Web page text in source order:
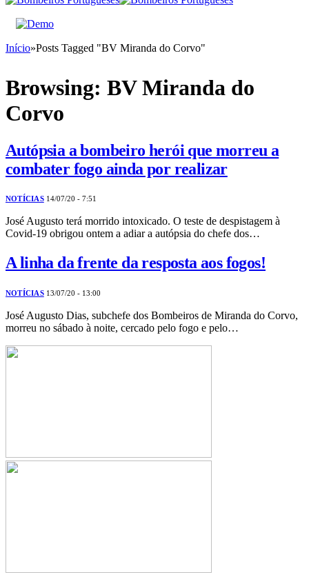
Início»Posts Tagged "BV Miranda do Corvo"
Browsing: BV Miranda do
Corvo
Autópsia a bombeiro herói que morreu a
combater fogo ainda por realizar
NOTÍCIAS 14/07/20 - 7:51
José Augusto terá morrido intoxicado. O teste de despistagem à
Covid-19 obrigou ontem a adiar a autópsia do chefe dos…
A linha da frente da resposta aos fogos!
NOTÍCIAS 13/07/20 - 13:00
José Augusto Dias, subchefe dos Bombeiros de Miranda do Corvo,
morreu no sábado à noite, cercado pelo fogo e pelo…